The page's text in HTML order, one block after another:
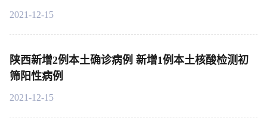
2021-12-15
陕西新增2例本土确诊病例 新增1例本土核酸检测初
筛阳性病例
2021-12-15